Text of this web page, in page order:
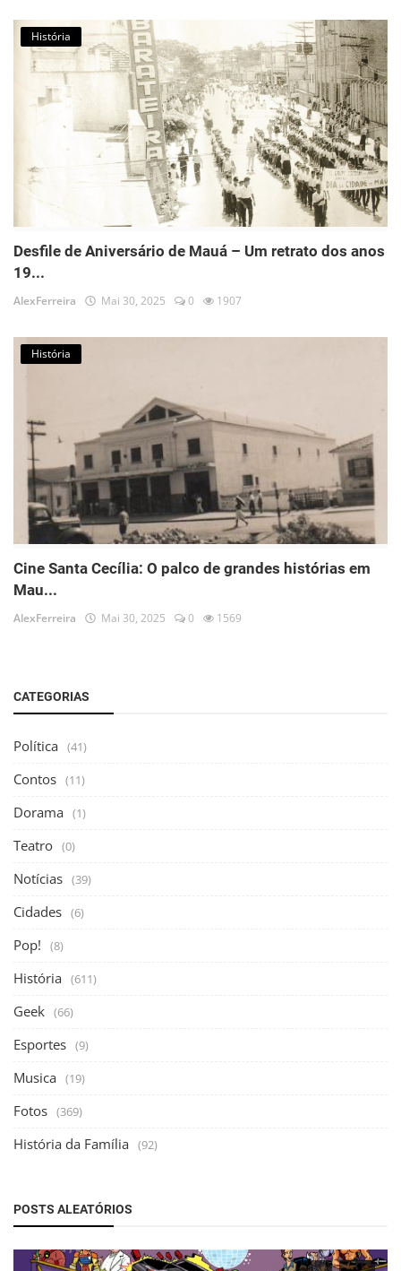
História
Desfile de Aniversário de Mauá – Um retrato dos anos
19...
AlexFerreira Mai 30, 2025 0 1907
História
Cine Santa Cecília: O palco de grandes histórias em
Mau...
AlexFerreira Mai 30, 2025 0 1569
CATEGORIAS
Política (41)
Contos (11)
Dorama (1)
Teatro (0)
Notícias (39)
Cidades (6)
Pop! (8)
História (611)
Geek (66)
Esportes (9)
Musica (19)
Fotos (369)
História da Família (92)
POSTS ALEATÓRIOS